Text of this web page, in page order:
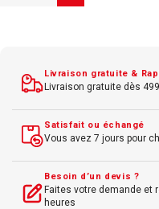
Livraison gratuite &
Livraison gratuite dès
Satisfait ou échangé
Vous avez 7 jours pour
Besoin d’un devis ?
Faites votre demande et
heures